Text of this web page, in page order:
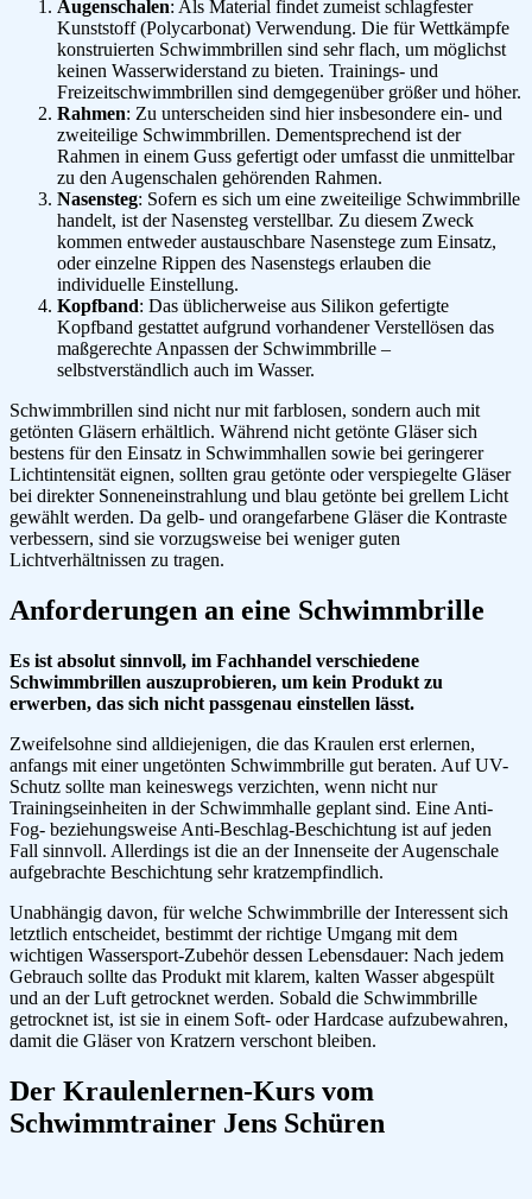
Augenschalen: Als Material findet zumeist schlagfester
Kunststoff (Polycarbonat) Verwendung. Die für Wettkämpfe
konstruierten Schwimmbrillen sind sehr flach, um möglichst
keinen Wasserwiderstand zu bieten. Trainings- und
Freizeitschwimmbrillen sind demgegenüber größer und höher.
Rahmen: Zu unterscheiden sind hier insbesondere ein- und
zweiteilige Schwimmbrillen. Dementsprechend ist der
Rahmen in einem Guss gefertigt oder umfasst die unmittelbar
zu den Augenschalen gehörenden Rahmen.
Nasensteg: Sofern es sich um eine zweiteilige Schwimmbrille
handelt, ist der Nasensteg verstellbar. Zu diesem Zweck
kommen entweder austauschbare Nasenstege zum Einsatz,
oder einzelne Rippen des Nasenstegs erlauben die
individuelle Einstellung.
Kopfband: Das üblicherweise aus Silikon gefertigte
Kopfband gestattet aufgrund vorhandener Verstellösen das
maßgerechte Anpassen der Schwimmbrille –
selbstverständlich auch im Wasser.
Schwimmbrillen sind nicht nur mit farblosen, sondern auch mit
getönten Gläsern erhältlich. Während nicht getönte Gläser sich
bestens für den Einsatz in Schwimmhallen sowie bei geringerer
Lichtintensität eignen, sollten grau getönte oder verspiegelte Gläser
bei direkter Sonneneinstrahlung und blau getönte bei grellem Licht
gewählt werden. Da gelb- und orangefarbene Gläser die Kontraste
verbessern, sind sie vorzugsweise bei weniger guten
Lichtverhältnissen zu tragen.
Anforderungen an eine Schwimmbrille
Es ist absolut sinnvoll, im Fachhandel verschiedene
Schwimmbrillen auszuprobieren, um kein Produkt zu
erwerben, das sich nicht passgenau einstellen lässt.
Zweifelsohne sind alldiejenigen, die das Kraulen erst erlernen,
anfangs mit einer ungetönten Schwimmbrille gut beraten. Auf UV-
Schutz sollte man keineswegs verzichten, wenn nicht nur
Trainingseinheiten in der Schwimmhalle geplant sind. Eine Anti-
Fog- beziehungsweise Anti-Beschlag-Beschichtung ist auf jeden
Fall sinnvoll. Allerdings ist die an der Innenseite der Augenschale
aufgebrachte Beschichtung sehr kratzempfindlich.
Unabhängig davon, für welche Schwimmbrille der Interessent sich
letztlich entscheidet, bestimmt der richtige Umgang mit dem
wichtigen Wassersport-Zubehör dessen Lebensdauer: Nach jedem
Gebrauch sollte das Produkt mit klarem, kalten Wasser abgespült
und an der Luft getrocknet werden. Sobald die Schwimmbrille
getrocknet ist, ist sie in einem Soft- oder Hardcase aufzubewahren,
damit die Gläser von Kratzern verschont bleiben.
Der Kraulenlernen-Kurs vom
Schwimmtrainer Jens Schüren